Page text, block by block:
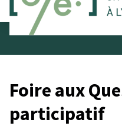
Foire aux
participatif